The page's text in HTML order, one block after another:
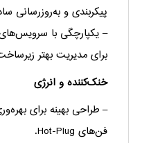
پیکربندی و به‌روزرسانی
برای مدیریت بهتر
خنک‌کننده و انرژی
– طراحی بهینه برای
فن‌های Hot-Plug.